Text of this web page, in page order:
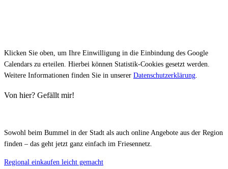
Klicken Sie oben, um Ihre Einwilligung in die Einbindung des Google
Calendars zu erteilen. Hierbei können Statistik-Cookies gesetzt werden.
Weitere Informationen finden Sie in unserer Datenschutzerklärung.
Von hier? Gefällt mir!
Sowohl beim Bummel in der Stadt als auch online Angebote aus der Region
finden – das geht jetzt ganz einfach im Friesennetz.
Regional einkaufen leicht gemacht